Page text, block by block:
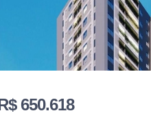
650.618